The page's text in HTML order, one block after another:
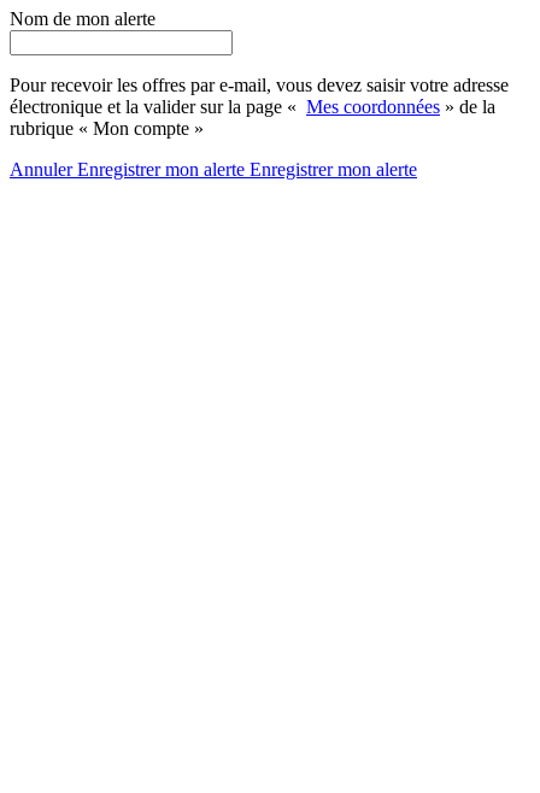
Nom de mon alerte
Pour recevoir les offres par e-mail, vous devez saisir votre adresse
électronique et la valider sur la page « Mes coordonnées » de la
rubrique « Mon compte »
AnnulerEnregistrer mon alerte Enregistrermon alerte